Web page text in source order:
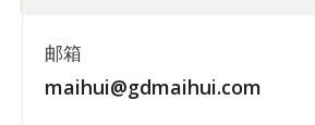
邮箱
maihui@gdmaihui.com